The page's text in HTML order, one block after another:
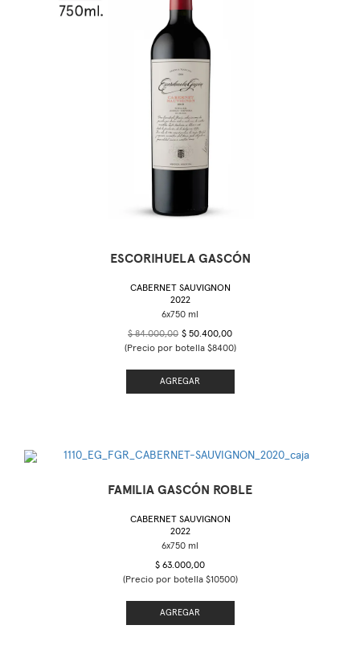
ESCORIHUELA GASCÓN
CABERNET SAUVIGNON
2022
$ 84.000,00 $ 50.400,00
(Precio por botella $8400)
AGREGAR
FAMILIA GASCÓN ROBLE
CABERNET SAUVIGNON
2022
$ 63.000,00
(Precio por botella $10500)
AGREGAR